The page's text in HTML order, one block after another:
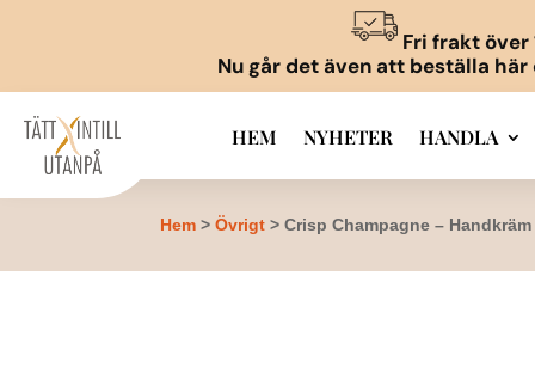
Fri frakt över
Nu går det även att beställa
HEM NYHETER HANDLA
Hem >Övrigt > Crisp Champagne – Handkräm